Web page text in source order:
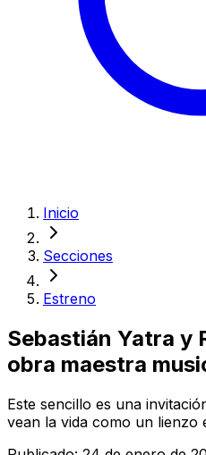
Inicio
Secciones
Estreno
Sebastián Yatra y
obra maestra
Este sencillo es una
vean la vida como un lienzo